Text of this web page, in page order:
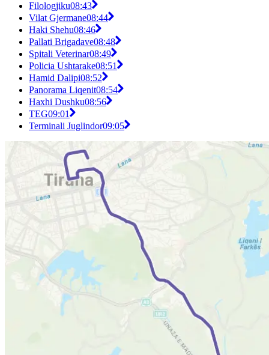
Filologjiku08:43
Vilat Gjermane08:44
Haki Shehu08:46
Pallati Brigadave08:48
Spitali Veterinar08:49
Policia Ushtarake08:51
Hamid Dalipi08:52
Panorama Liqenit08:54
Haxhi Dushku08:56
TEG09:01
Terminali Juglindor09:05